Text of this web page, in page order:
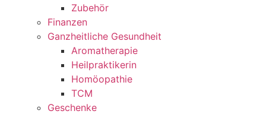
Zubehör
Finanzen
Ganzheitliche Gesundheit
Aromatherapie
Heilpraktikerin
Homöopathie
TCM
Geschenke